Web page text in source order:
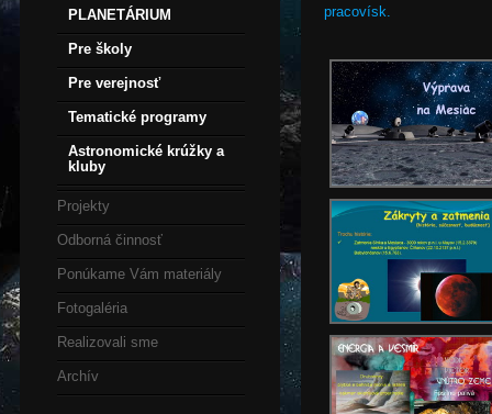
PLANETÁRIUM
Pre školy
Pre verejnosť
Tematické programy
Astronomické krúžky a
kluby
Projekty
Odborná činnosť
Ponúkame Vám materiály
Fotogaléria
Realizovali sme
Archív
pracovísk.